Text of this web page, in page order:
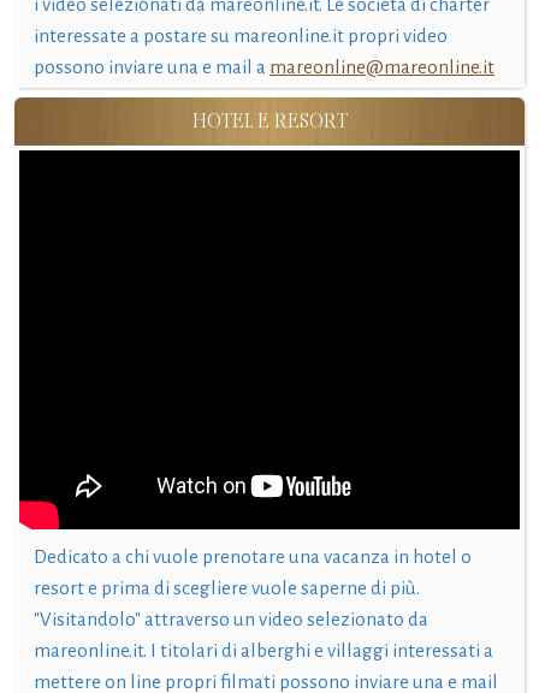
interessate a postare su mareonline.it propri video
possono inviare una e mail a mareonline@mareonline.it
HOTEL E RESORT
Dedicato a chi vuole prenotare una vacanza in hotel o
resort e prima di scegliere vuole saperne di più.
"Visitandolo" attraverso un video selezionato da
mareonline.it. I titolari di alberghi e villaggi interessati a
mettere on line propri filmati possono inviare una e mail